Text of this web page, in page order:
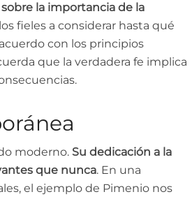
la importancia de la
fieles a considerar hasta qué
con los principios
que la verdadera fe implica
moderno. Su dedicación a la
que nunca. En una
el ejemplo de Pimenio nos